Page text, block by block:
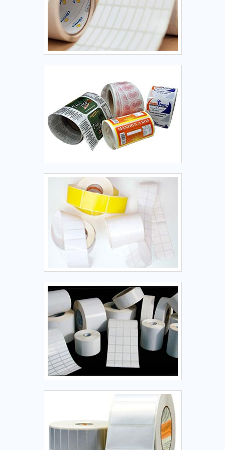
qualidade, que garantem uma entrega de excelência de
ponta a ponta. Saiba mais detalhes solicitando um
orçamento!